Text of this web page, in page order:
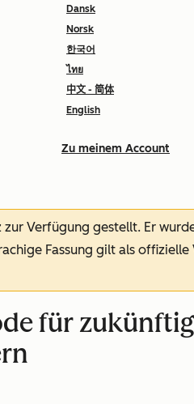
Dansk
Norsk
한국어
ไทย
中文 - 简体
English
Zu meinem Account
zur Verfügung gestellt. Er
Fassung gilt als
für